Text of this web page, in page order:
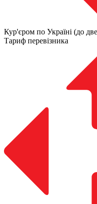
Кур'єром по Україні (до
Тариф перевізника